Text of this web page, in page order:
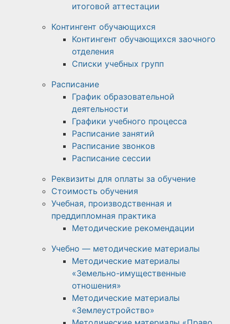
итоговой аттестации
Контингент обучающихся
Контингент обучающихся заочного
отделения
Списки учебных групп
Расписание
График образовательной
деятельности
Графики учебного процесса
Расписание занятий
Расписание звонков
Расписание сессии
Реквизиты для оплаты за обучение
Стоимость обучения
Учебная, производственная и
преддипломная практика
Методические рекомендации
Учебно — методические материалы
Методические материалы
«Земельно-имущественные
отношения»
Методические материалы
«Землеустройство»